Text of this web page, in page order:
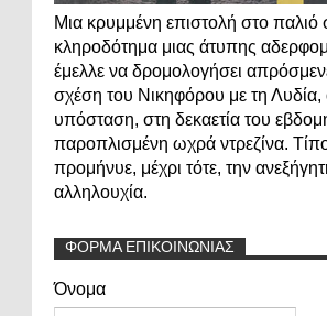
Μια κρυμμένη επιστολή στο παλιό
κληροδότημα μιας άτυπης
έμελλε να δρομολογήσει
σχέση του Νικηφόρου με τη
υπόσταση, στη δεκαετία του
παροπλισμένη ωχρά ντρεζίνα.
προμήνυε, μέχρι τότε, την
αλληλουχία.
ΦΟΡΜΑ ΕΠΙΚΟΙΝΩΝΙΑΣ
Όνομα